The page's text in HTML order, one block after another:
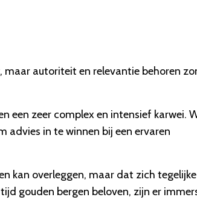
maar autoriteit en relevantie behoren
een zeer complex en intensief karwei.
advies in te winnen bij een ervaren
kan overleggen, maar dat zich
gouden bergen beloven, zijn er